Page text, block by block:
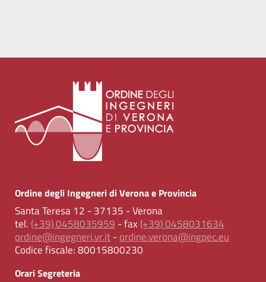
Ordine degli Ingegneri di Verona e Provincia
Santa Teresa 12 - 37135 - Verona
tel. (+39) 0458035959 - fax (+39) 0458031634
ordine@ingegneri.vr.it-ordine.verona@ingpec.eu
Codice fiscale:80015800230
Orari Segreteria